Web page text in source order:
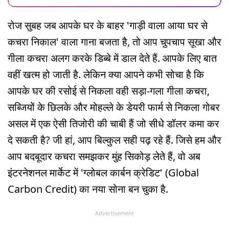
रोज सुबह जब आपके घर के बाहर 'गाड़ी वाला आया घर से
कचरा निकाल' वाला गाना बजता है, तो आप चुपचाप सूखा और
गीला कचरा अलग करके डिब्बे में डाल देते हैं. आपके लिए बात
वहीं खत्म हो जाती है. लेकिन क्या आपने कभी सोचा है कि
आपके घर की रसोई से निकला वही सड़ा-गला गीला कचरा,
सब्जियों के छिलके और मोहल्ले के डेयरी फार्म से निकला गोबर
असल में एक ऐसी तिजोरी की चाबी हैं जो सीधे डॉलर कमा कर
दे सकती है? जी हां, आप बिल्कुल सही पढ़ रहे हैं. जिसे हम और
आप बदबूदार कचरा समझकर मुंह सिकोड़ लेते हैं, वो अब
इंटरनेशनल मार्केट में 'ग्लोबल कार्बन क्रेडिट' (Global
Carbon Credit) का नया सोना बन चुका है.
Advertisement